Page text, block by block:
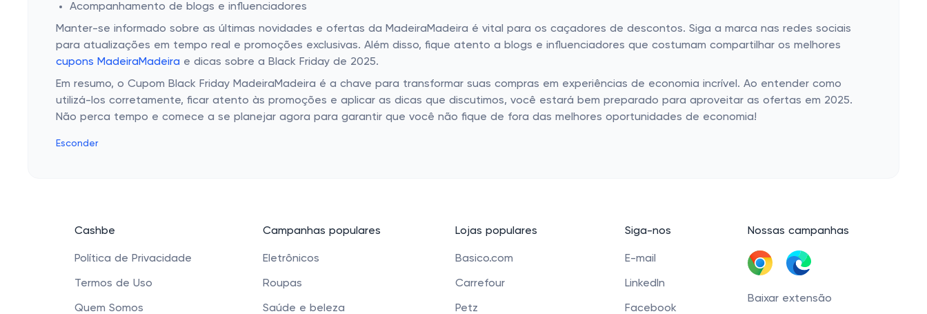
Acompanhamento de blogs e influenciadores
Manter-se informado sobre as últimas novidades e ofertas da MadeiraMadeira é vital para os caçadores de descontos. Siga a marca nas redes sociais
para atualizações em tempo real e promoções exclusivas. Além disso, fique atento a blogs e influenciadores que costumam compartilhar os melhores
cupons MadeiraMadeira e dicas sobre a Black Friday de 2025.
Em resumo, o Cupom Black Friday MadeiraMadeira é a chave para transformar suas compras em experiências de economia incrível. Ao entender como
utilizá-los corretamente, ficar atento às promoções e aplicar as dicas que discutimos, você estará bem preparado para aproveitar as ofertas em 2025.
Não perca tempo e comece a se planejar agora para garantir que você não fique de fora das melhores oportunidades de economia!
Esconder
Cashbe
Política de Privacidade
Termos de Uso
Quem Somos
Campanhas populares
Eletrônicos
Roupas
Saúde e beleza
Lojas populares
Basico.com
Carrefour
Petz
Siga-nos
E-mail
LinkedIn
Facebook
Nossas campanhas
Baixar extensão